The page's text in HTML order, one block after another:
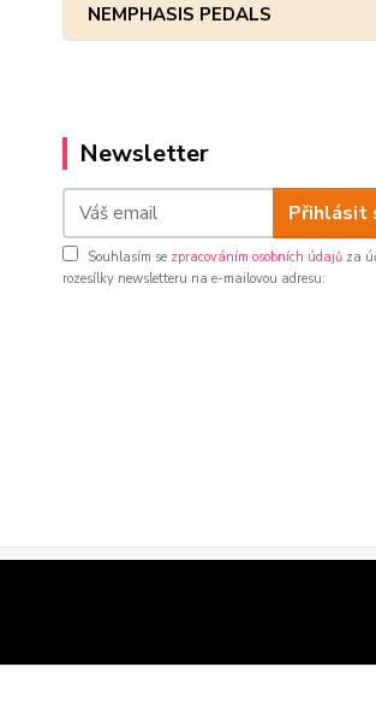
NEMPHASIS PEDALS
Newsletter
Přihlásit
Souhlasím se zpracováním osobních údajů za
rozesílky newsletteru na e-mailovou adresu: